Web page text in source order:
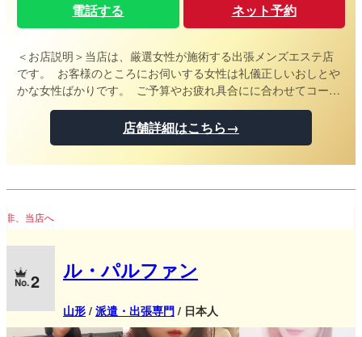
電話する ネット予約
＜お店説明＞ 当店は、厳選女性が施術する出張メンズエステ店
です。 お客様のところにお伺いする女性は礼儀正しいおしとや
かな女性ばかりです。 ご予算やお疲れ具合にに合わせてコース
をご選択ください。 ご利用をお待ちしております。
店舗詳細はこちら→
2 ル・パルファン
山形 / 派遣・出張専門 / 日本人